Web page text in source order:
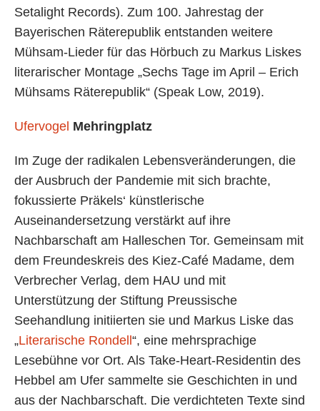
Setalight Records). Zum 100. Jahrestag der
Bayerischen Räterepublik entstanden weitere
Mühsam-Lieder für das Hörbuch zu Markus Liskes
literarischer Montage „Sechs Tage im April – Erich
Mühsams Räterepublik“ (Speak Low, 2019).
Ufervogel Mehringplatz
Im Zuge der radikalen Lebensveränderungen, die
der Ausbruch der Pandemie mit sich brachte,
fokussierte Präkels‘ künstlerische
Auseinandersetzung verstärkt auf ihre
Nachbarschaft am Halleschen Tor. Gemeinsam mit
dem Freundeskreis des Kiez-Café Madame, dem
Verbrecher Verlag, dem HAU und mit
Unterstützung der Stiftung Preussische
Seehandlung initiierten sie und Markus Liske das
„Literarische Rondell “, eine mehrsprachige
Lesebühne vor Ort. Als Take-Heart-Residentin des
Hebbel am Ufer sammelte sie Geschichten in und
aus der Nachbarschaft. Die verdichteten Texte sind